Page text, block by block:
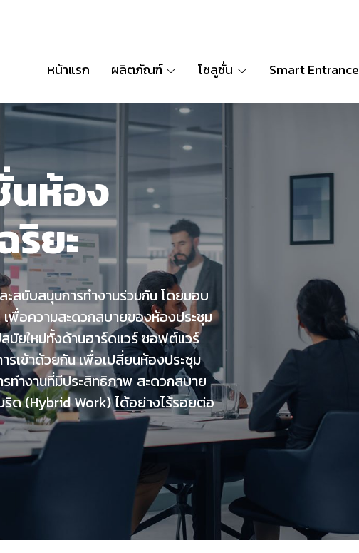
หน้าแรก ผลิตภัณฑ์ โซลูชั่น Smart Entrance
นห้อง
ริยะ
สนับสนุนการทำงานร่วมกัน โดยมอบ
พื่อความสะดวกสบายของห้องประชุม
มัยใหม่ทั้งด้านฮาร์ดแวร์ ซอฟต์แวร์
รเข้าด้วยกัน เพื่อเปลี่ยนห้องประชุม
ทำงานที่มีประสิทธิภาพ สะดวกสบาย
ริด (Hybrid Work) ได้อย่างไร้รอยต่อ